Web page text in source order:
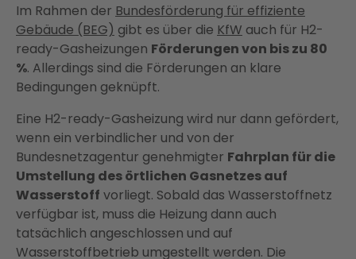
Im Rahmen der Bundesförderung für effiziente
Gebäude (BEG) gibt es über die KfW auch für H2-
ready-Gasheizungen Förderungen von bis zu 80
%. Allerdings sind die Förderungen an klare
Bedingungen geknüpft.
Eine H2-ready-Gasheizung wird nur dann gefördert,
wenn ein verbindlicher und von der
Bundesnetzagentur genehmigter Fahrplan für die
Umstellung des örtlichen Gasnetzes auf
Wasserstoff vorliegt. Sobald das Wasserstoffnetz
verfügbar ist, muss die Heizung dann auch
tatsächlich angeschlossen und auf
Wasserstoffbetrieb umgestellt werden. Die